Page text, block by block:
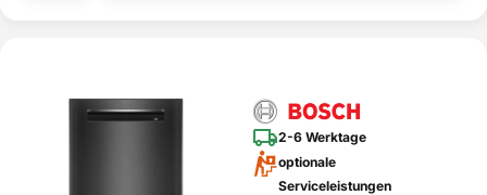
2-6 Werktage
optionale
Serviceleistungen